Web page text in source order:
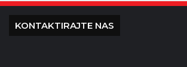
KONTAKTIRAJTE NAS